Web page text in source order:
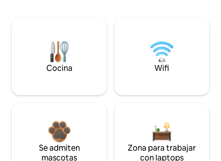
Cocina Wifi
Se admiten
mascotas
Zona para trabajar
con laptops